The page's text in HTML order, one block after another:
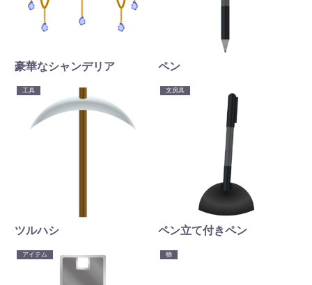
豪華なシャンデリア ペン
工具
ツルハシ
文房具
ペン立て付きペン
アイテム 物